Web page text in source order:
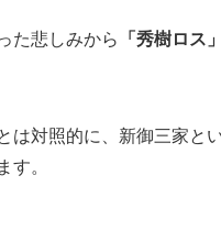
た悲しみから 「秀樹ロス」
は対照的に、新御三家と
す。